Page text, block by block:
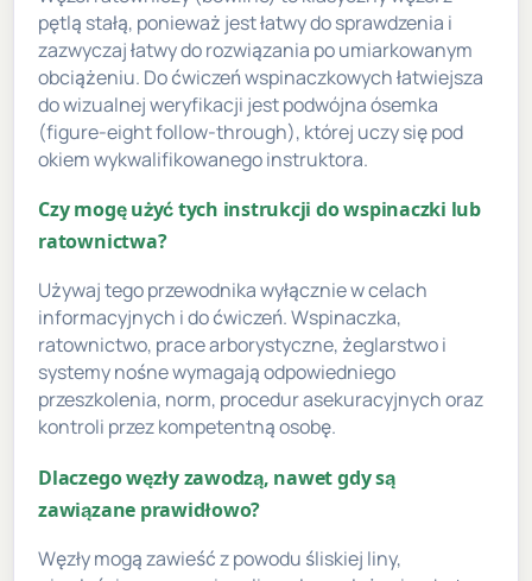
pętlą stałą, ponieważ jest łatwy do sprawdzenia i
zazwyczaj łatwy do rozwiązania po umiarkowanym
obciążeniu. Do ćwiczeń wspinaczkowych łatwiejsza
do wizualnej weryfikacji jest podwójna ósemka
(figure-eight follow-through), której uczy się pod
okiem wykwalifikowanego instruktora.
Czy mogę użyć tych instrukcji do wspinaczki lub
ratownictwa?
Używaj tego przewodnika wyłącznie w celach
informacyjnych i do ćwiczeń. Wspinaczka,
ratownictwo, prace arborystyczne, żeglarstwo i
systemy nośne wymagają odpowiedniego
przeszkolenia, norm, procedur asekuracyjnych oraz
kontroli przez kompetentną osobę.
Dlaczego węzły zawodzą, nawet gdy są
zawiązane prawidłowo?
Węzły mogą zawieść z powodu śliskiej liny,